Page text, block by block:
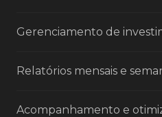
Gerenciamento de
Relatórios mensais e
Acompanhamento e